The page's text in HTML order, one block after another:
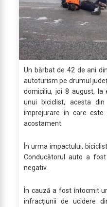
Un bărbat de 42 de ani
autoturism pe drumul
domiciliu, joi 8 august, la
unui biciclist, acesta
împrejurare în care
acostament.
În urma impactului,
Conducătorul auto a
negativ.
În cauză a fost întocmit
infracţiunii de ucidere